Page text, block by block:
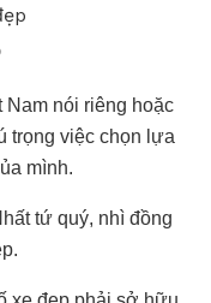
nói riêng hoặc
trọng việc chọn lựa
mình.
tứ quý, nhì đồng